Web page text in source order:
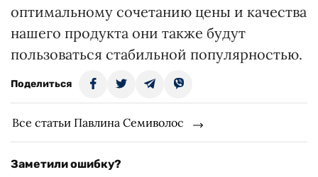
оптимальному сочетанию цены и качества
нашего продукта они также будут
пользоваться стабильной популярностью.
Поделиться
Все статьи Павлина Семиволос
Заметили ошибку?